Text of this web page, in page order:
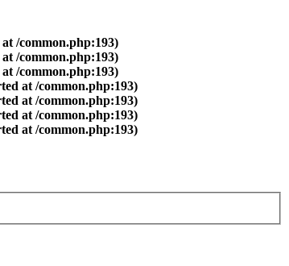
/common.php:193)
/common.php:193)
/common.php:193)
at /common.php:193)
at /common.php:193)
at /common.php:193)
at /common.php:193)